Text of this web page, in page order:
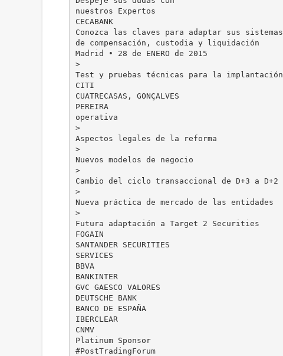
nuestros Expertos
CECABANK
Conozca las claves para adaptar sus sistemas
de compensación, custodia y liquidación
Madrid • 28 de ENERO de 2015
>
Test y pruebas técnicas para la implantación
CITI
CUATRECASAS, GONÇALVES
PEREIRA
operativa
>
Aspectos legales de la reforma
>
Nuevos modelos de negocio
>
Cambio del ciclo transaccional de D+3 a D+2
>
Nueva práctica de mercado de las entidades
>
Futura adaptación a Target 2 Securities
FOGAIN
SANTANDER SECURITIES
SERVICES
BBVA
BANKINTER
GVC GAESCO VALORES
DEUTSCHE BANK
BANCO DE ESPAÑA
IBERCLEAR
CNMV
Platinum Sponsor
#PostTradingForum